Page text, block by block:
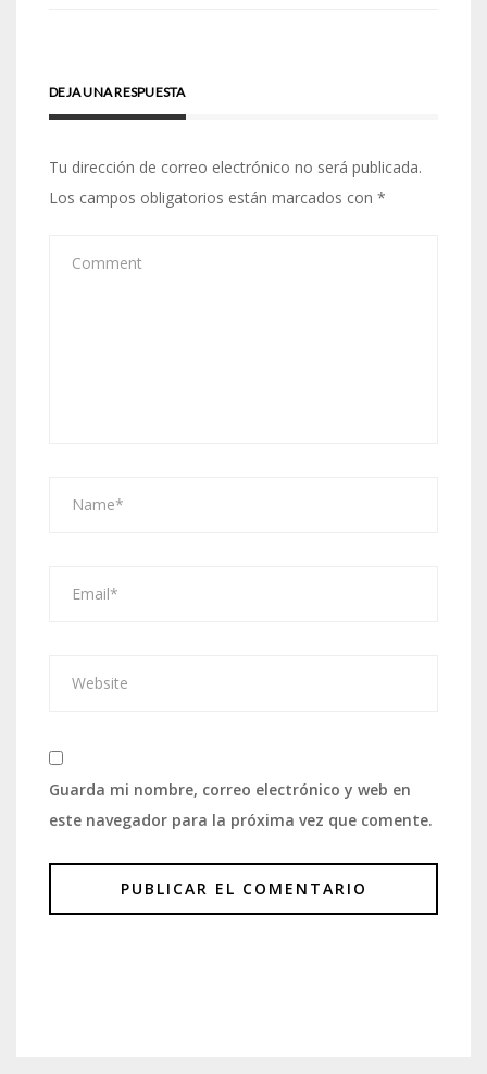
DEJA UNA RESPUESTA
Tu dirección de correo electrónico no será publicada.
Los campos obligatorios están marcados con *
Guarda mi nombre, correo electrónico y web en
este navegador para la próxima vez que comente.